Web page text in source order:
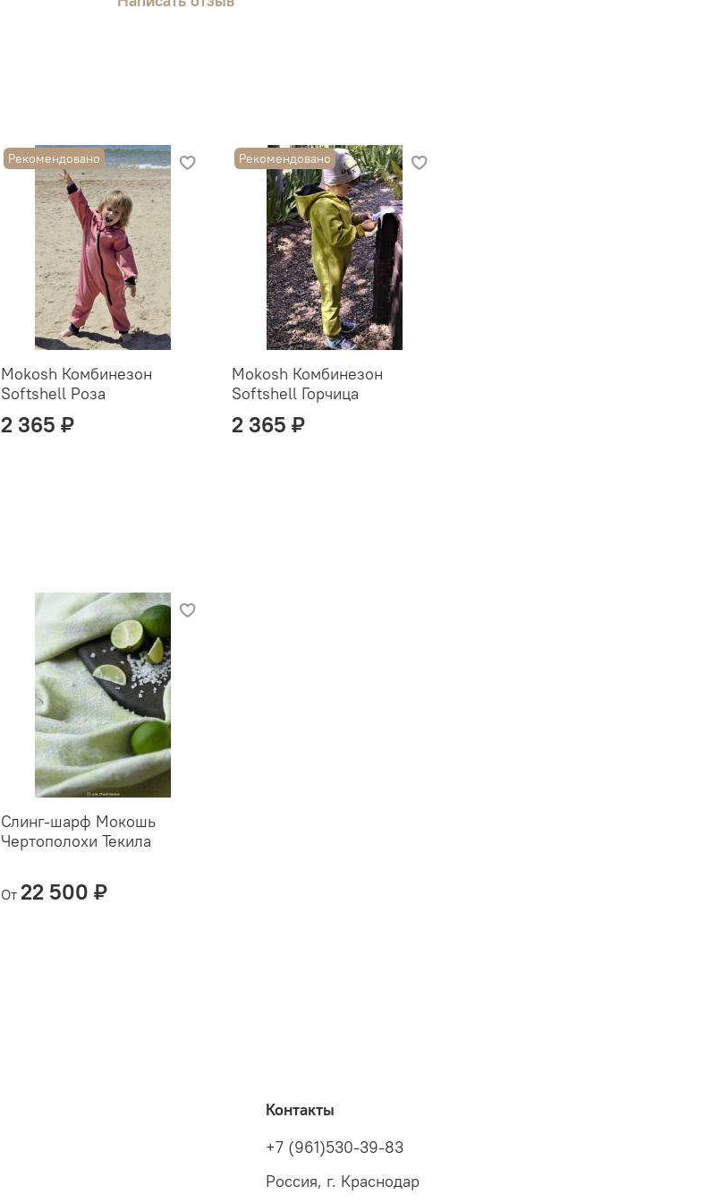
Рекомендовано
Mokosh Комбинезон
Softshell Роза
2 365 ₽
Рекомендовано
Mokosh Комбинезон
Softshell Горчица
2 365 ₽
Слинг-шарф Мокошь
Чертополохи Текила
От 22 500 ₽
Контакты
+7 (961)530-39-83
Россия, г. Краснодар